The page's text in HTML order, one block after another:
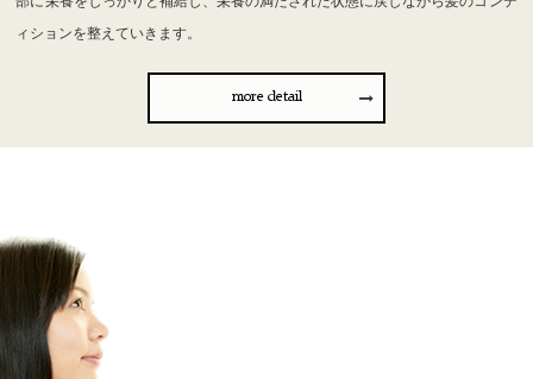
ィションを整えていきます。
more detail